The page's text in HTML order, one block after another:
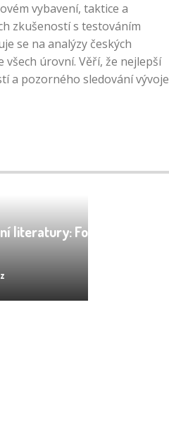
vybavení, taktice a
zkušeností s testováním
se na analýzy českých
úrovní. Věří, že nejlepší
a pozorného sledování vývoje
literatury: Fotbal i úpolové